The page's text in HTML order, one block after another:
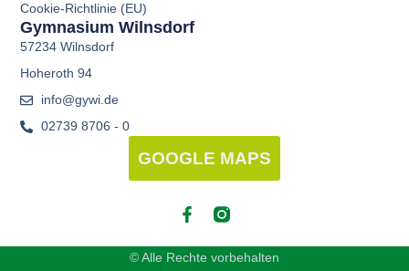
Cookie-Richtlinie (EU)
Gymnasium Wilnsdorf
57234 Wilnsdorf
Hoheroth 94
info@gywi.de
02739 8706 - 0
GOOGLE MAPS
© Alle Rechte vorbehalten